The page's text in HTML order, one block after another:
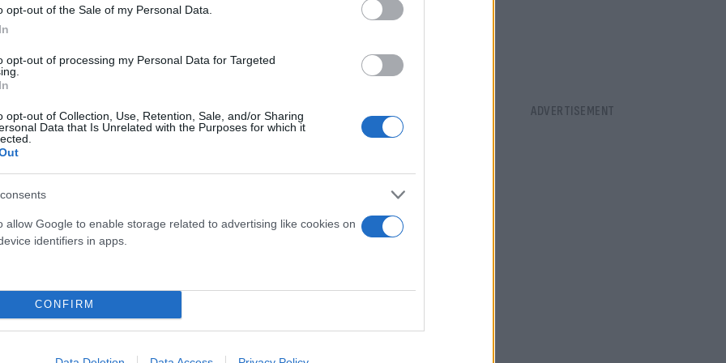
opt-out of the Sale of my Personal Data.
opt-out of processing my Personal Data for Targeted
opt-out of Collection, Use, Retention, Sale, and/or Sharing
Data that Is Unrelated with the Purposes for which it
allow Google to enable storage related to advertising like cookies on
identifiers in apps.
CONFIRM
να ενημερώσω πρώτα εσάς και την Κ.Ο για την απόφασή μου
από το 2009 στην Αρκαδία και αμέσως μετά να
όπως άλλωστε γνωρίζετε καλά, ότι οι βουλευτές
μου αλλά συντασσόμουν πάντα με την πλειοψηφία του